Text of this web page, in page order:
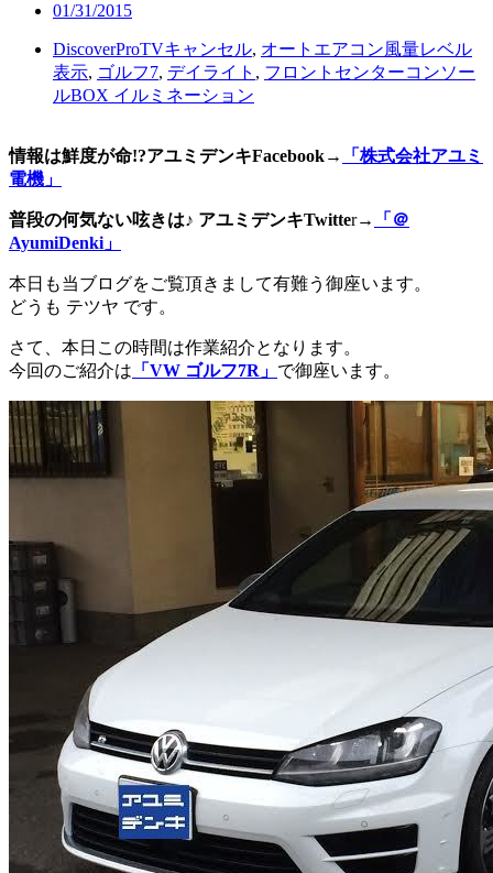
01/31/2015
DiscoverProTVキャンセル, オートエアコン風量レベル
表示, ゴルフ7, デイライト , フロントセンターコンソー
ルBOX イルミネーション
情報は鮮度が命!?アユミデンキFacebook→
「株式会社アユミ
電機」
普段の何気ない呟きは♪ アユミデンキTwitter→
「＠
AyumiDenki」
本日も当ブログをご覧頂きまして有難う御座います。
どうも テツヤ です。
さて、本日この時間は作業紹介となります。
今回のご紹介は 「VW ゴルフ7R」 で御座います。